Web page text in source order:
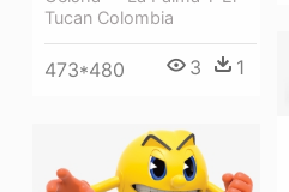
Tucan Colombia
473*480 3 1